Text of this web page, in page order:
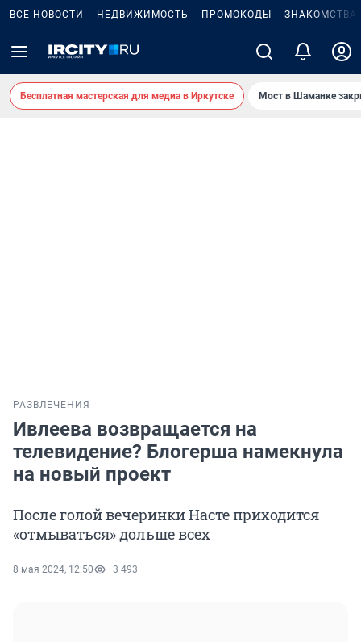
ВСЕ НОВОСТИ НЕДВИЖИМОСТЬ ПРОМОКОДЫ ЗНАКОМСТВА
Бесплатная мастерская для медиа в Иркутске Мост в Шаманке
РАЗВЛЕЧЕНИЯ
Ивлеева возвращается на
телевидение? Блогерша намекнула
на новый проект
После голой вечеринки Насте приходится
«отмываться» дольше всех
8 мая 2024, 12:50 3 493